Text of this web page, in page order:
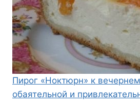
Пирог «Ноктюрн» к
обаятельной и